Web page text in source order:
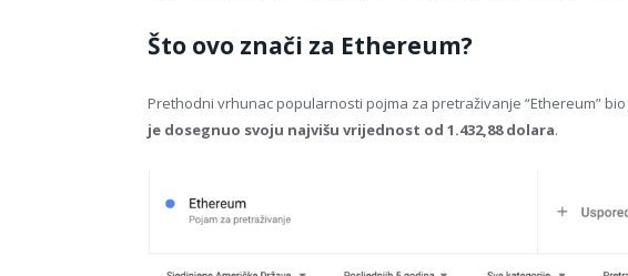
Što ovo znači za Ethereum?
Prethodni vrhunac popularnosti pojma za pretraživanje “Ethereum” bio
je dosegnuo svoju najvišu vrijednost od 1.432,88 dolara.